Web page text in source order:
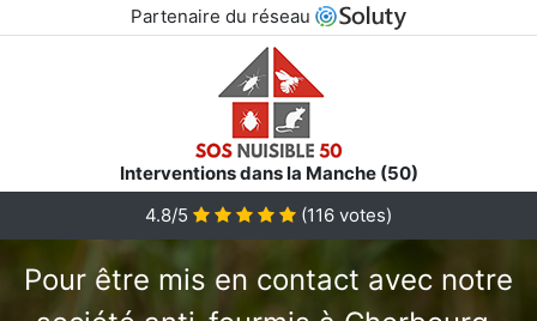
Partenaire du réseau
Interventions dans la Manche (50)
4.8/5
(116 votes)
Pour être mis en contact avec notre